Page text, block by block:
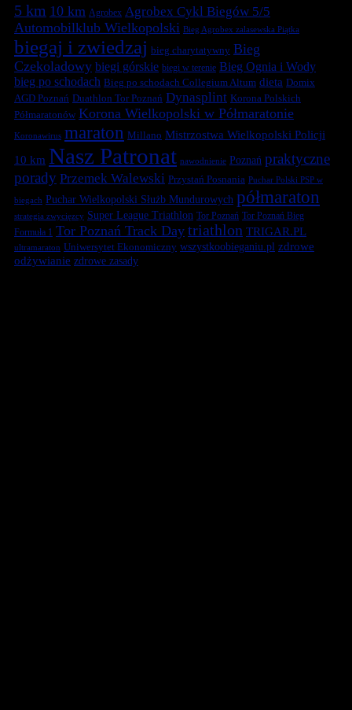
5 km 10 km Agrobex Agrobex Cykl Biegów 5/5
Automobilklub Wielkopolski Bieg Agrobex zalasewska Piątka
biegaj i zwiedzaj bieg charytatywny Bieg
Czekoladowy biegi górskie biegi w terenie Bieg Ognia i Wody
bieg po schodach Bieg po schodach Collegium Altum dieta Domix
AGD Poznań Duathlon Tor Poznań Dynasplint Korona Polskich
Półmaratonów Korona Wielkopolski w Półmaratonie
Koronawirus maraton Millano Mistrzostwa Wielkopolski Policji
10 km Nasz Patronat nawodnienie Poznań praktyczne
porady Przemek Walewski Przystań Posnania Puchar Polski PSP w
biegach Puchar Wielkopolski Służb Mundurowych półmaraton
strategia zwycięzcy Super League Triathlon Tor Poznań Tor Poznań Bieg
Formuła 1 Tor Poznań Track Day triathlon TRIGAR.PL
ultramaraton Uniwersytet Ekonomiczny wszystkoobieganiu.pl zdrowe
odżywianie zdrowe zasady